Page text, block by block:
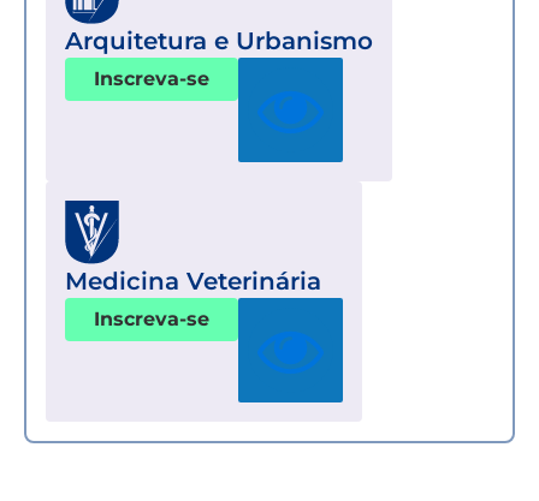
Arquitetura e Urbanismo
Inscreva-se
Medicina Veterinária
Inscreva-se